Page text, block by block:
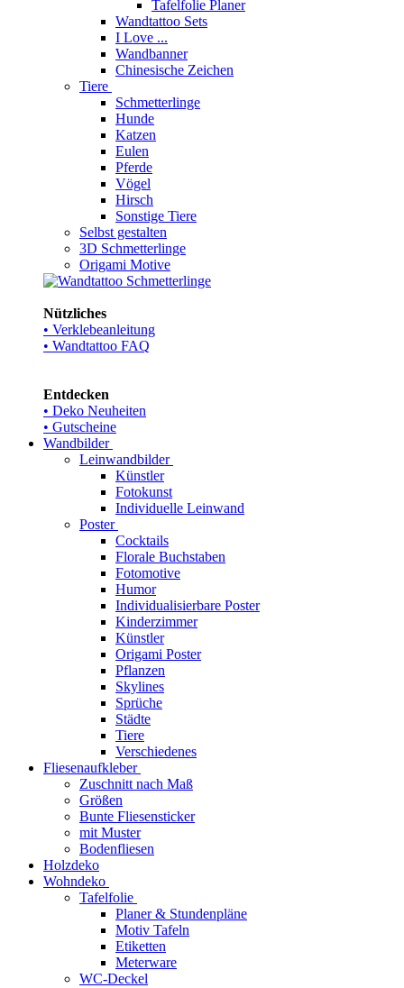
Tafelfolie Planer
Wandtattoo Sets
I Love ...
Wandbanner
Chinesische Zeichen
Tiere
Schmetterlinge
Hunde
Katzen
Eulen
Pferde
Vögel
Hirsch
Sonstige Tiere
Selbst gestalten
3D Schmetterlinge
Origami Motive
Nützliches
• Verklebeanleitung
• Wandtattoo FAQ
Entdecken
• Deko Neuheiten
• Gutscheine
Wandbilder
Leinwandbilder
Künstler
Fotokunst
Individuelle Leinwand
Poster
Cocktails
Florale Buchstaben
Fotomotive
Humor
Individualisierbare Poster
Kinderzimmer
Künstler
Origami Poster
Pflanzen
Skylines
Sprüche
Städte
Tiere
Verschiedenes
Fliesenaufkleber
Zuschnitt nach Maß
Größen
Bunte Fliesensticker
mit Muster
Bodenfliesen
Holzdeko
Wohndeko
Tafelfolie
Planer & Stundenpläne
Motiv Tafeln
Etiketten
Meterware
WC-Deckel